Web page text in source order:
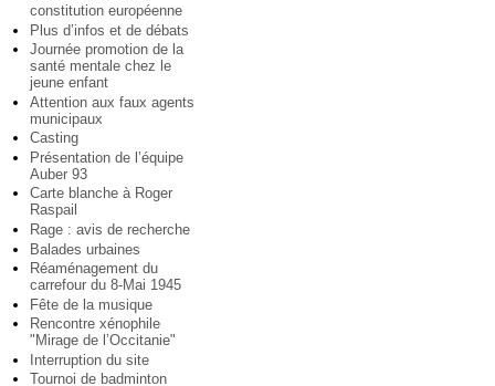
constitution européenne
Plus d’infos et de débats
Journée promotion de la
santé mentale chez le
jeune enfant
Attention aux faux agents
municipaux
Casting
Présentation de l’équipe
Auber 93
Carte blanche à Roger
Raspail
Rage : avis de recherche
Balades urbaines
Réaménagement du
carrefour du 8-Mai 1945
Fête de la musique
Rencontre xénophile
"Mirage de l’Occitanie"
Interruption du site
Tournoi de badminton